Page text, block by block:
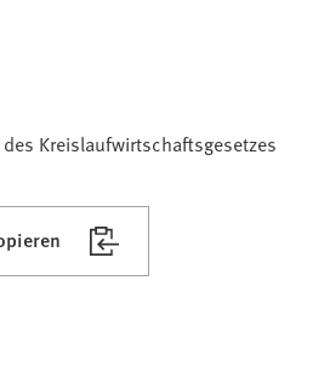
Kreislaufwirtschaftsgesetzes